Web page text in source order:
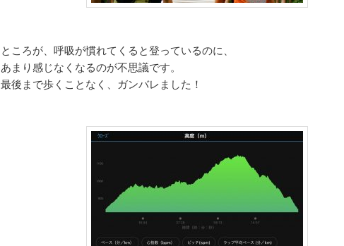
ところが、呼吸が慣れてくると登っているのに、
あまり感じなくなるのが不思議です。
最後まで歩くことなく、ガンバレました！